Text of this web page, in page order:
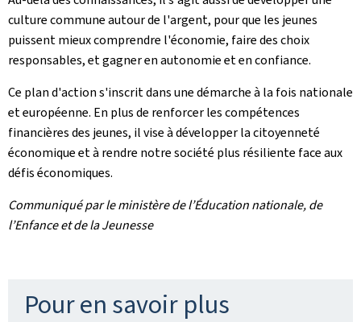
culture commune autour de l'argent, pour que les jeunes
puissent mieux comprendre l'économie, faire des choix
responsables, et gagner en autonomie et en confiance.
Ce plan d'action s'inscrit dans une démarche à la fois nationale
et européenne. En plus de renforcer les compétences
financières des jeunes, il vise à développer la citoyenneté
économique et à rendre notre société plus résiliente face aux
défis économiques.
Communiqué par le ministère de l’Éducation nationale, de
l’Enfance et de la Jeunesse
Pour en savoir plus